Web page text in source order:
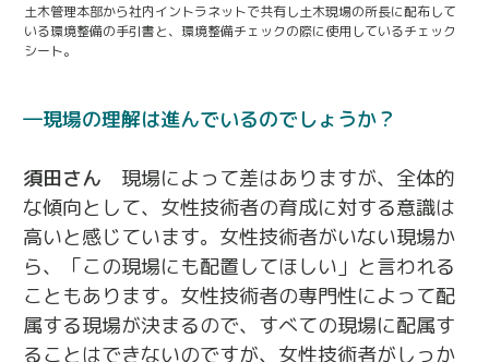
土木管理本部から社内イントラネットで共有し土木現場の所長に配布して
いる環境整備の手引書と、環境整備チェックの際に使用しているチェック
シート。
現場の理解は進んでいるのでしょうか？
須田さん
現場によって差はありますが、全体的
な傾向として、女性技術者の育成に対する意識は
高いと感じています。女性技術者がいない現場か
ら、「この現場にも配置してほしい」と言われる
こともあります。女性技術者の専門性によって配
属する現場が決まるので、すべての現場に配属す
ることはできないのですが、女性技術者がしっか